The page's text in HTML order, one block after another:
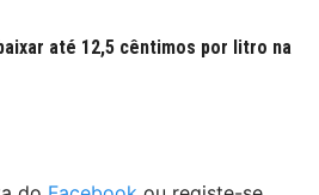
até 12,5 cêntimos por litro na